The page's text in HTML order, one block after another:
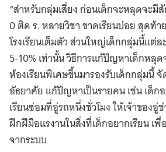
“สำหรับกลุ่มเสี่ยง ก่อนเด็กจะหลุดจะ
0 ติด ร. หลายวิชา ขาดเรียนบ่อย สุดท้า
โรงเรียนเต็มตัว ส่วนใหญ่เด็กกลุ่มนี้แต่ล
5-10% เท่านั้น วิธีการแก้ปัญหาเด็กหลุ
ห้องเรียนพิเศษขึ้นมารองรับเด็กกลุ่มนี้
อัธยาศัย แก้ปัญหาเป็นรายคน เช่น เด็ก
เรียนซ่อมที่อู่รถหนึ่งชั่วโมง ให้เจ้าของอู่
ฝึกฝีมือแรงานในสิ่งที่เด็กอยากเรียน เ
จากระบบ